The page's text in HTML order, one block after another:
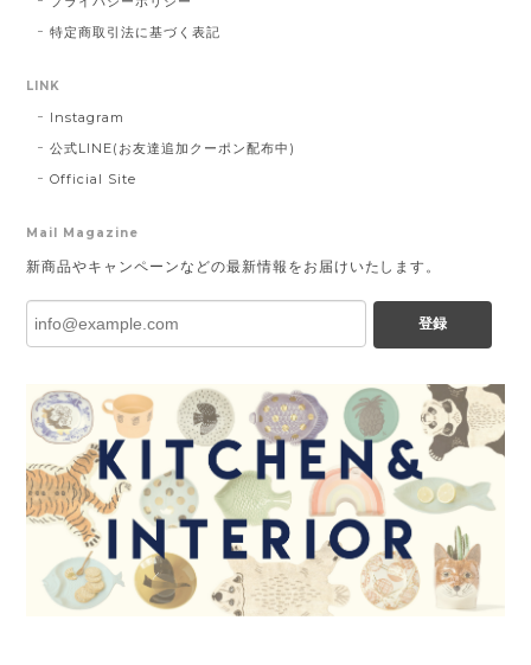
特定商取引法に基づく表記
LINK
Instagram
公式LINE(お友達追加クーポン配布中)
Official Site
Mail Magazine
新商品やキャンペーンなどの最新情報をお届けいたします。
登録